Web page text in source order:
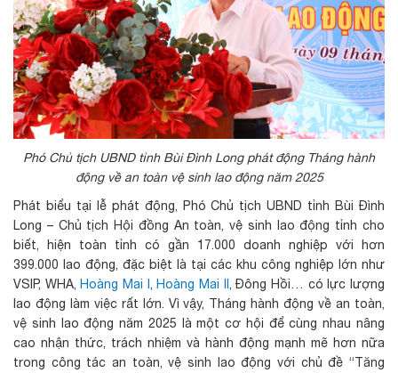
Phó Chủ tịch UBND tỉnh Bùi Đình Long phát động Tháng hành
động về an toàn vệ sinh lao động năm 2025
Phát biểu tại lễ phát động, Phó Chủ tịch UBND tỉnh Bùi Đình
Long – Chủ tịch Hội đồng An toàn, vệ sinh lao động tỉnh cho
biết, hiện toàn tỉnh có gần 17.000 doanh nghiệp với hơn
399.000 lao động, đặc biệt là tại các khu công nghiệp lớn như
VSIP, WHA,Hoàng Mai I,Hoàng Mai II, Đông Hồi… có lực lượng
lao động làm việc rất lớn. Vì vậy, Tháng hành động về an toàn,
vệ sinh lao động năm 2025 là một cơ hội để cùng nhau nâng
cao nhận thức, trách nhiệm và hành động mạnh mẽ hơn nữa
trong công tác an toàn, vệ sinh lao động với chủ đề “Tăng